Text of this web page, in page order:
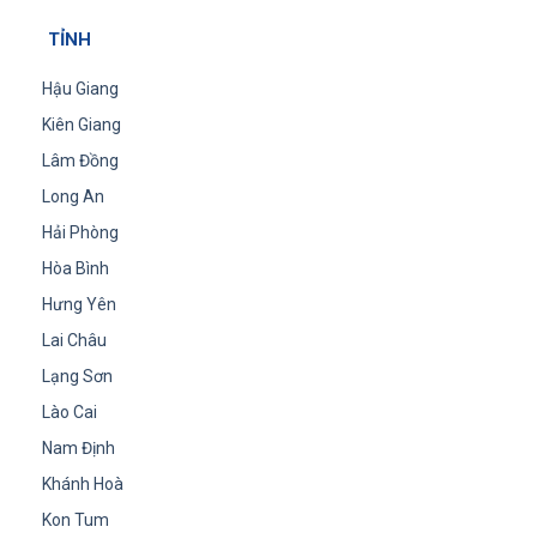
TỈNH
Hậu Giang
Kiên Giang
Lâm Đồng
Long An
Hải Phòng
Hòa Bình
Hưng Yên
Lai Châu
Lạng Sơn
Lào Cai
Nam Định
Khánh Hoà
Kon Tum